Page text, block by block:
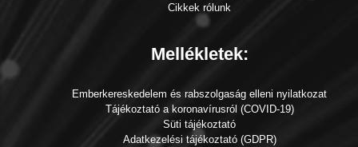
Cikkek rólunk
Mellékletek:
Emberkereskedelem és rabszolgaság elleni nyilatkozat
Tájékoztató a koronavírusról (COVID-19)
Süti tájékoztató
Adatkezelési tájékoztató (GDPR)